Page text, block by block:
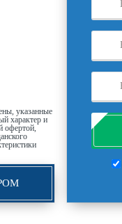
указанные
характер и
офертой,